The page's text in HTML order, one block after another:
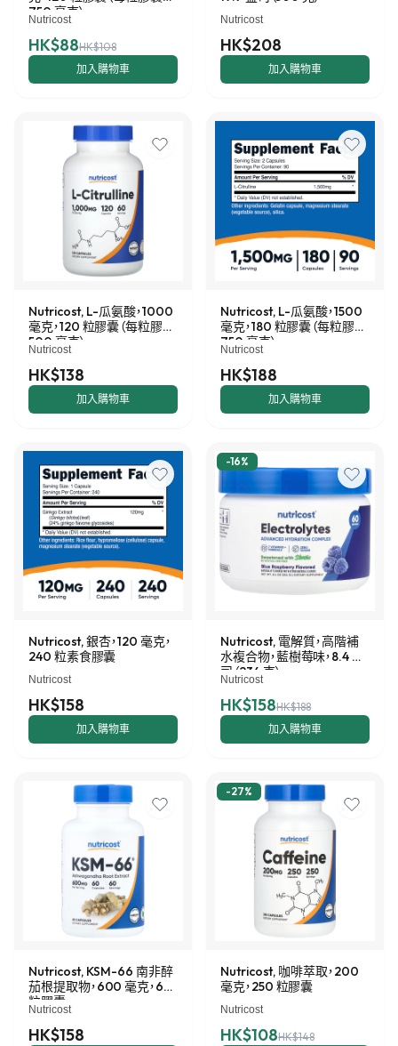
750 毫克）
Nutricost
HK$88HK$108
加入購物車
Nutricost
HK$208
加入購物車
Nutricost, L-瓜氨酸，1000
毫克，120 粒膠囊（每粒膠囊
500 毫克）
Nutricost
HK$138
加入購物車
Nutricost, L-瓜氨酸，1500
毫克，180 粒膠囊（每粒膠囊
750 毫克）
Nutricost
HK$188
加入購物車
Nutricost, 銀杏，120 毫克，
240 粒素食膠囊
Nutricost
HK$158
加入購物車
-16%
Nutricost, 電解質，高階補
水複合物，藍樹莓味，8.4 盎
司（234 克）
Nutricost
HK$158HK$188
加入購物車
Nutricost, KSM-66 南非醉
茄根提取物，600 毫克，60
粒膠囊
Nutricost
HK$158
-27%
Nutricost, 咖啡萃取，200
毫克，250 粒膠囊
Nutricost
HK$108HK$148